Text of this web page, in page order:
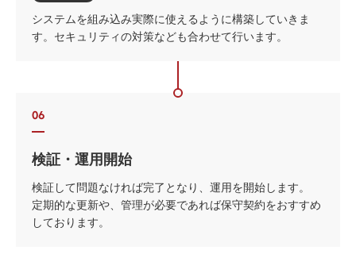
システムを組み込み実際に使えるように構築していきま
す。セキュリティの対策なども合わせて行います。
06
検証・運用開始
検証して問題なければ完了となり、運用を開始します。
定期的な更新や、管理が必要であれば保守契約をおすすめ
しております。